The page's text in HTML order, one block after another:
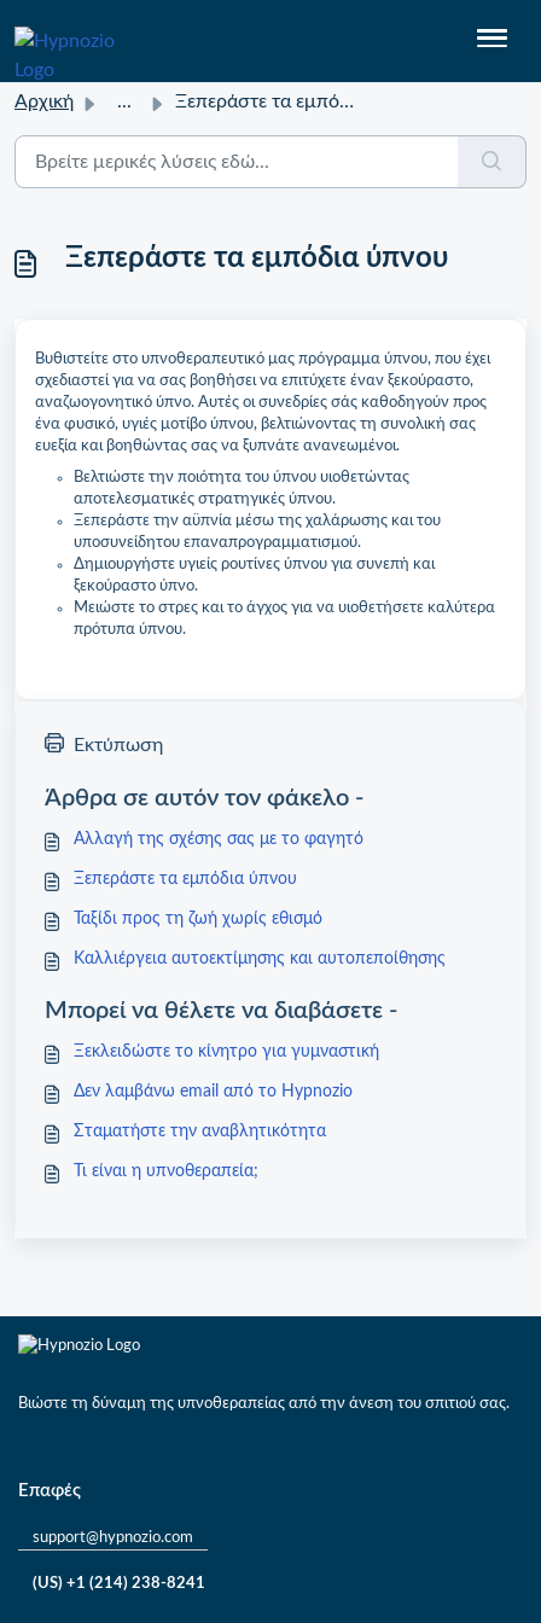
Αρχική ... Ξεπεράστε τα εμπόδια ύπνου
Ξεπεράστε τα εμπόδια ύπνου
Βυθιστείτε στο υπνοθεραπευτικό μας πρόγραμμα ύπνου, που έχει
σχεδιαστεί για να σας βοηθήσει να επιτύχετε έναν ξεκούραστο,
αναζωογονητικό ύπνο. Αυτές οι συνεδρίες σάς καθοδηγούν προς
ένα φυσικό, υγιές μοτίβο ύπνου, βελτιώνοντας τη συνολική σας
ευεξία και βοηθώντας σας να ξυπνάτε ανανεωμένοι.
Βελτιώστε την ποιότητα του ύπνου υιοθετώντας
αποτελεσματικές στρατηγικές ύπνου.
Ξεπεράστε την αϋπνία μέσω της χαλάρωσης και του
υποσυνείδητου επαναπρογραμματισμού.
Δημιουργήστε υγιείς ρουτίνες ύπνου για συνεπή και
ξεκούραστο ύπνο.
Μειώστε το στρες και το άγχος για να υιοθετήσετε καλύτερα
πρότυπα ύπνου.
Εκτύπωση
Άρθρα σε αυτόν τον φάκελο -
Αλλαγή της σχέσης σας με το φαγητό
Ξεπεράστε τα εμπόδια ύπνου
Ταξίδι προς τη ζωή χωρίς εθισμό
Καλλιέργεια αυτοεκτίμησης και αυτοπεποίθησης
Μπορεί να θέλετε να διαβάσετε -
Ξεκλειδώστε το κίνητρο για γυμναστική
Δεν λαμβάνω email από το Hypnozio
Σταματήστε την αναβλητικότητα
Τι είναι η υπνοθεραπεία;
Βιώστε τη δύναμη της υπνοθεραπείας από την άνεση του σπιτιού σας.
Επαφές
support@hypnozio.com
(US) +1 (214) 238-8241